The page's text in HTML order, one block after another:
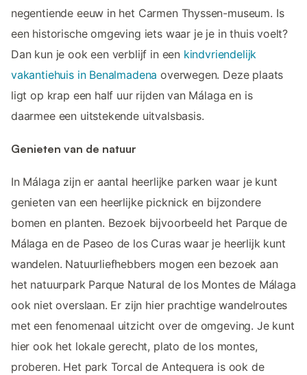
negentiende eeuw in het Carmen Thyssen-museum. Is
een historische omgeving iets waar je je in thuis voelt?
Dan kun je ook een verblijf in een kindvriendelijk
vakantiehuis in Benalmadena overwegen. Deze plaats
ligt op krap een half uur rijden van Málaga en is
daarmee een uitstekende uitvalsbasis.
Genieten van de natuur
In Málaga zijn er aantal heerlijke parken waar je kunt
genieten van een heerlijke picknick en bijzondere
bomen en planten. Bezoek bijvoorbeeld het Parque de
Málaga en de Paseo de los Curas waar je heerlijk kunt
wandelen. Natuurliefhebbers mogen een bezoek aan
het natuurpark Parque Natural de los Montes de Málaga
ook niet overslaan. Er zijn hier prachtige wandelroutes
met een fenomenaal uitzicht over de omgeving. Je kunt
hier ook het lokale gerecht, plato de los montes,
proberen. Het park Torcal de Antequera is ook de